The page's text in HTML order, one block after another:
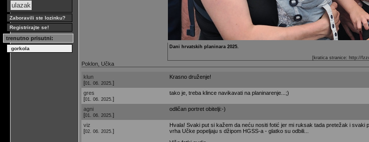
Zaboravili ste lozinku?
Registrirajte se!
trenutno prisutni:
gorkola Dani hrvatskih planinara 2025.
[kratica stranice: http://
Poklon, Učka
klun
[01. 06. 2025. ]
Krasno druženje!
gres
[01. 06. 2025. ]
tako je, treba klince navikavati na planinarenje...;)
agni
[01. 06. 2025. ]
odličan portret obitelji:-)
viz
[02. 06. 2025. ]
Hvala! Svaki put si kažem da neću nositi fotić jer mi ruksak tada pretežak i svaki
vrha Učke popeljaju s džipom HGSS-a - glatko su odbili...